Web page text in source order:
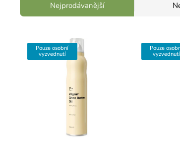
Nejprodávanější
Pouze osobní
vyzvednutí
Pouze
vyzvednutí